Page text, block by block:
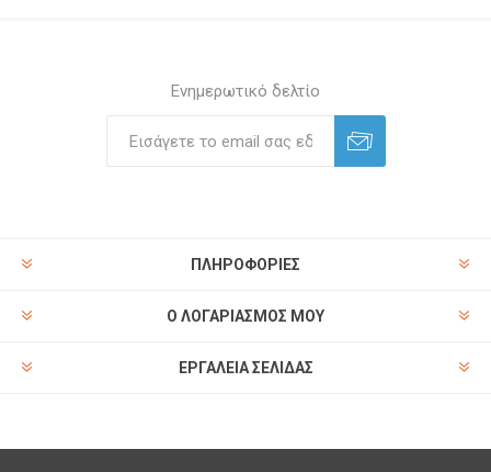
Ενημερωτικό δελτίο
ΠΛΗΡΟΦΟΡΊΕΣ
Ο ΛΟΓΑΡΙΑΣΜΌΣ ΜΟΥ
ΕΡΓΑΛΕΊΑ ΣΕΛΊΔΑΣ